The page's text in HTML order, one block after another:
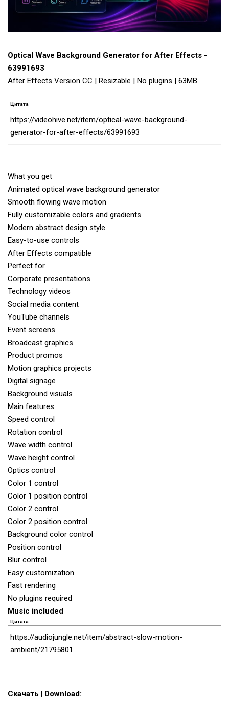
Optical Wave Background Generator for After Effects -
63991693
After Effects Version CC | Resizable | No plugins | 63MB
Цитата
https://videohive.net/item/optical-wave-background-
generator-for-after-effects/63991693
What you get
Animated optical wave background generator
Smooth flowing wave motion
Fully customizable colors and gradients
Modern abstract design style
Easy-to-use controls
After Effects compatible
Perfect for
Corporate presentations
Technology videos
Social media content
YouTube channels
Event screens
Broadcast graphics
Product promos
Motion graphics projects
Digital signage
Background visuals
Main features
Speed control
Rotation control
Wave width control
Wave height control
Optics control
Color 1 control
Color 1 position control
Color 2 control
Color 2 position control
Background color control
Position control
Blur control
Easy customization
Fast rendering
No plugins required
Music included
Цитата
https://audiojungle.net/item/abstract-slow-motion-
ambient/21795801
Скачать | Download: